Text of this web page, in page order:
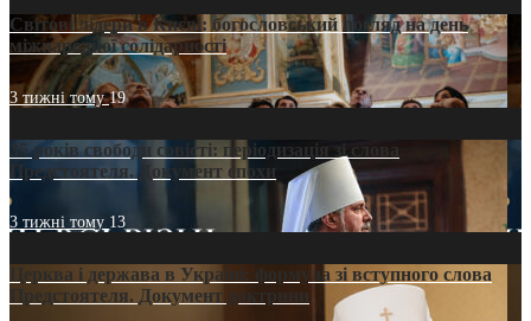
Світові лідери в Києві: богословський погляд на день
міжнародної солідарності
3 тижні тому19
35 років свободи совісті: періодизація зі слова
Предстоятеля. Документ епохи
3 тижні тому 13
Церква і держава в Україні: формула зі вступного слова
Предстоятеля. Документ доктрини